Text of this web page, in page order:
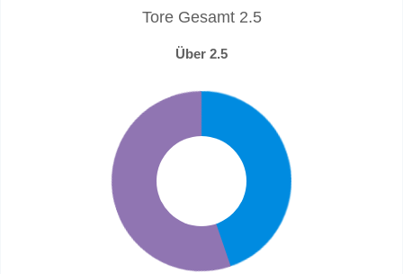
Tore Gesamt 2.5
Über 2.5